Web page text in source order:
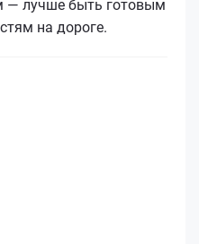
— лучше быть готовым
на дороге.